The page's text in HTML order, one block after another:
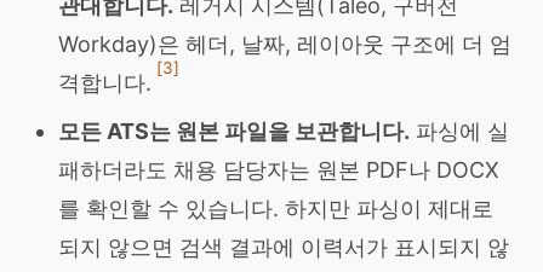
관대합니다. 레거시 시스템(Taleo, 구버전
Workday)은 헤더, 날짜, 레이아웃 구조에 더 엄
격합니다.
[3]
모든 ATS는 원본 파일을 보관합니다. 파싱에 실
패하더라도 채용 담당자는 원본 PDF나 DOCX
를 확인할 수 있습니다. 하지만 파싱이 제대로
되지 않으면 검색 결과에 이력서가 표시되지 않